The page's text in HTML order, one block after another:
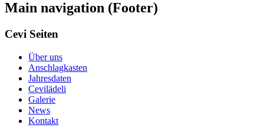
Main navigation (Footer)
Cevi Seiten
Über uns
Anschlagkasten
Jahresdaten
Cevilädeli
Galerie
News
Kontakt